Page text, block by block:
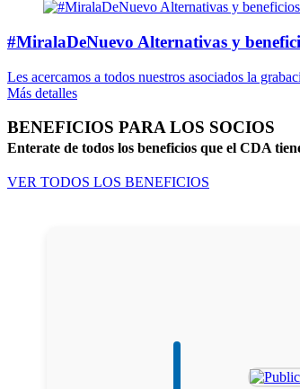
#MiralaDeNuevo Alternativas y
Les acercamos a todos nuestros asociados la
Más detalles
BENEFICIOS PARA LOS SOCIOS
Enterate de todos los beneficios que el CDA
VER TODOS LOS BENEFICIOS